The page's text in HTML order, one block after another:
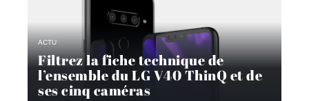
ACTU
Filtrez la fiche technique de
l’ensemble du LG V40 ThinQ et de
ses cinq caméras